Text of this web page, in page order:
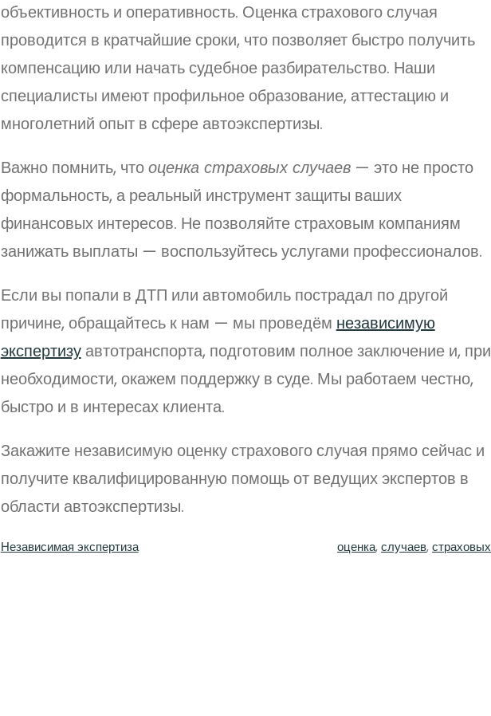
объективность и оперативность. Оценка страхового случая
проводится в кратчайшие сроки, что позволяет быстро получить
компенсацию или начать судебное разбирательство. Наши
специалисты имеют профильное образование, аттестацию и
многолетний опыт в сфере автоэкспертизы.
Важно помнить, чтооценка страховых случаев— это не просто
формальность, а реальный инструмент защиты ваших
финансовых интересов. Не позволяйте страховым компаниям
занижать выплаты — воспользуйтесь услугами профессионалов.
Если вы попали в ДТП или автомобиль пострадал по другой
причине, обращайтесь к нам — мы проведём независимую
экспертизуавтотранспорта, подготовим полное заключение и, при
необходимости, окажем поддержку в суде. Мы работаем честно,
быстро и в интересах клиента.
Закажите независимую оценку страхового случая прямо сейчас и
получите квалифицированную помощь от ведущих экспертов в
области автоэкспертизы.
Независимая экспертиза оценка, случаев, страховых